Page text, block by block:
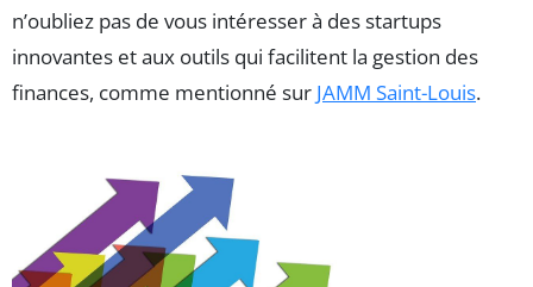
n’oubliez pas de vous intéresser à des startups
innovantes et aux outils qui facilitent la gestion des
finances, comme mentionné sur JAMM Saint-Louis.